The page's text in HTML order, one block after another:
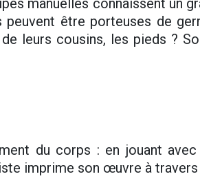
être porteuses de
leurs cousins, les pieds ?
du corps : en jouant
imprime son œuvre à travers